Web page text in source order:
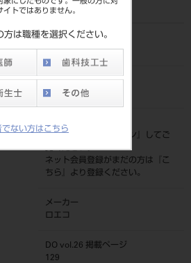
象にしたものです。一般の方に対
イトではありません。
方は職種を選択ください。
でない方はこちら
品目コード
206510889
JAN/EANコード
4580195082372
標準価格
価格の確認は『
ログイン
』してご
覧ください。
ネット会員登録がまだの方は『
こ
ちら
』より登録ください。
メーカー
ロエコ
DO vol.26 掲載ページ
129